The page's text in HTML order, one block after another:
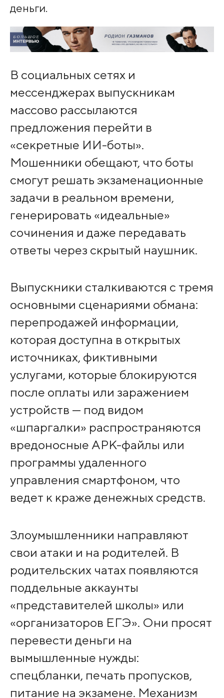
деньги.
В социальных сетях и
мессенджерах выпускникам
массово рассылаются
предложения перейти в
«секретные ИИ-боты».
Мошенники обещают, что боты
смогут решать экзаменационные
задачи в реальном времени,
генерировать «идеальные»
сочинения и даже передавать
ответы через скрытый наушник.
Выпускники сталкиваются с тремя
основными сценариями обмана:
перепродажей информации,
которая доступна в открытых
источниках, фиктивными
услугами, которые блокируются
после оплаты или заражением
устройств — под видом
«шпаргалки» распространяются
вредоносные APK-файлы или
программы удаленного
управления смартфоном, что
ведет к краже денежных средств.
Злоумышленники направляют
свои атаки и на родителей. В
родительских чатах появляются
поддельные аккаунты
«представителей школы» или
«организаторов ЕГЭ». Они просят
перевести деньги на
вымышленные нужды:
спецбланки, печать пропусков,
питание на экзамене. Механизм